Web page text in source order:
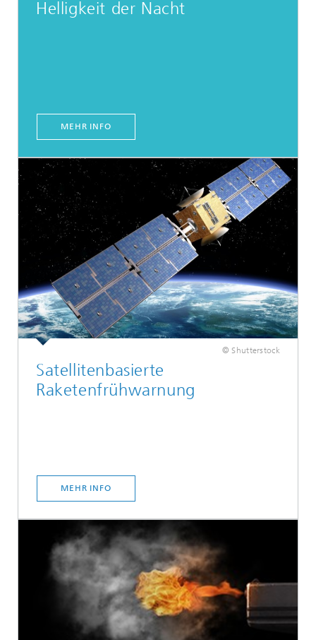
Helligkeit der Nacht
MEHR INFO
© Shutterstock
Satellitenbasierte
Raketenfrühwarnung
MEHR INFO